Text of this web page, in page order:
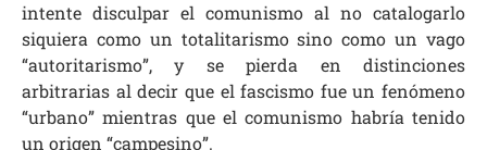
intente disculpar el comunismo al no catalogarlo
siquiera como un totalitarismo sino como un vago
“autoritarismo”, y se pierda en distinciones
arbitrarias al decir que el fascismo fue un fenómeno
“urbano” mientras que el comunismo habría tenido
un origen “campesino”.